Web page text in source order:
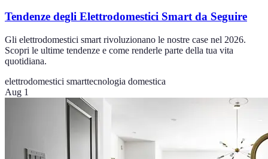
Tendenze degli Elettrodomestici Smart da Seguire
Gli elettrodomestici smart rivoluzionano le nostre case nel 2026.
Scopri le ultime tendenze e come renderle parte della tua vita
quotidiana.
elettrodomestici smarttecnologia domestica
Aug 1